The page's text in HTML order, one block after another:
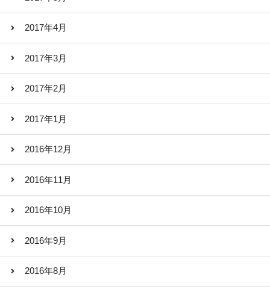
2017年4月
2017年3月
2017年2月
2017年1月
2016年12月
2016年11月
2016年10月
2016年9月
2016年8月